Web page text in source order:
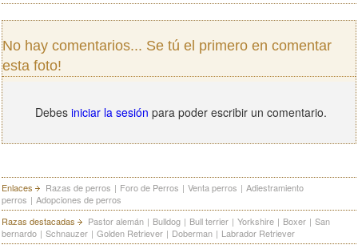
No hay comentarios... Se tú el primero en comentar
esta foto!
Debes iniciar la sesión para poder escribir un comentario.
Enlaces Razas de perros | Foro de Perros | Venta perros | Adiestramiento
perros | Adopciones de perros
Razas destacadas
Pastor alemán | Bulldog | Bull terrier | Yorkshire | Boxer | San
bernardo | Schnauzer | Golden Retriever | Doberman | Labrador Retriever